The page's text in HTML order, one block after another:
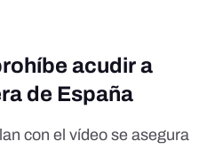
acudir a
de España
con el vídeo se asegura